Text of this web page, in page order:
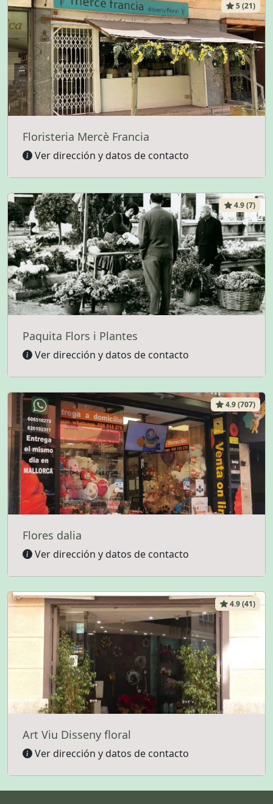
5 (21)
Floristeria Mercè Francia
Ver dirección y datos de contacto
4.9 (7)
Paquita Flors i Plantes
Ver dirección y datos de contacto
4.9 (707)
Flores dalia
Ver dirección y datos de contacto
4.9 (41)
Art Viu Disseny floral
Ver dirección y datos de contacto